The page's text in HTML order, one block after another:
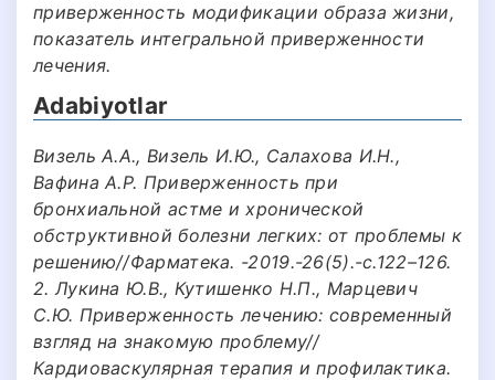
приверженность модификации образа жизни,
показатель интегральной приверженности
лечения.
Adabiyotlar
Визель А.А., Визель И.Ю., Салахова И.Н.,
Вафина А.Р. Приверженность при
бронхиальной астме и хронической
обструктивной болезни легких: от проблемы к
решению//Фарматека. -2019.-26(5).-с.122–126.
2. Лукина Ю.В., Кутишенко Н.П., Марцевич
С.Ю. Приверженность лечению: современный
взгляд на знакомую проблему//
Кардиоваскулярная терапия и профилактика.